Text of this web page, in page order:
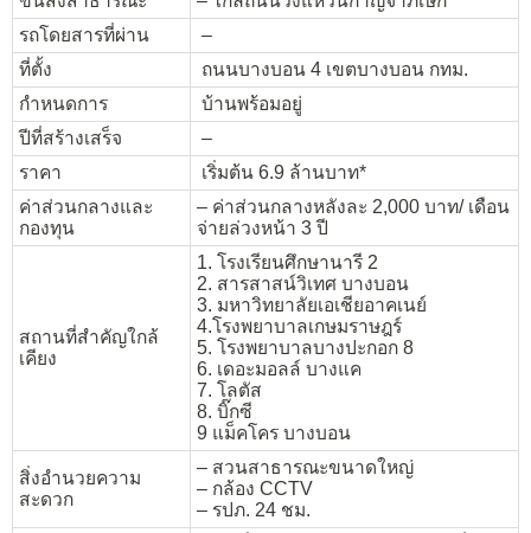
รถโดยสารที่ผ่าน
–
ที่ตั้ง
ถนนบางบอน 4 เขตบางบอน กทม.
กำหนดการ
บ้านพร้อมอยู่
ปีที่สร้างเสร็จ
–
ราคา
เริ่มต้น 6.9 ล้านบาท*
ค่าส่วนกลางและ
กองทุน
– ค่าส่วนกลางหลังละ 2,000 บาท/ เดือน
จ่ายล่วงหน้า 3 ปี
สถานที่สำคัญใกล้
เคียง
1. โรงเรียนศึกษานารี 2
2. สารสาสน์วิเทศ บางบอน
3. มหาวิทยาลัยเอเชียอาคเนย์
4.โรงพยาบาลเกษมราษฎร์
5. โรงพยาบาลบางปะกอก 8
6. เดอะมอลล์ บางแค
7. โลตัส
8. บิ๊กซี
9 แม็คโคร บางบอน
สิ่งอำนวยความ
สะดวก
– สวนสาธารณะขนาดใหญ่
– กล้อง CCTV
– รปภ. 24 ชม.